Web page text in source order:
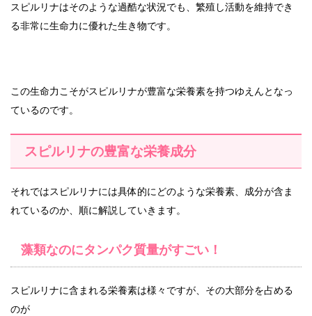
スピルリナはそのような過酷な状況でも、繁殖し活動を維持でき
る非常に生命力に優れた生き物です。
この生命力こそがスピルリナが豊富な栄養素を持つゆえんとなっ
ているのです。
スピルリナの豊富な栄養成分
それではスピルリナには具体的にどのような栄養素、成分が含ま
れているのか、順に解説していきます。
藻類なのにタンパク質量がすごい！
スピルリナに含まれる栄養素は様々ですが、その大部分を占める
のが